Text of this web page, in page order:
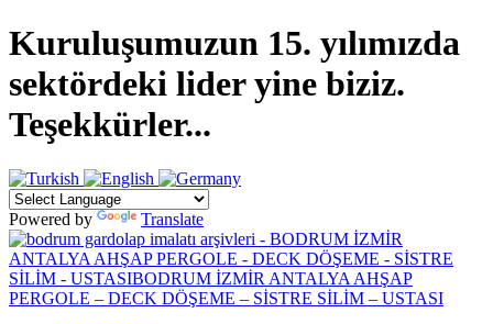
Kuruluşumuzun 15. yılımızda
sektördeki lider yine biziz.
Teşekkürler...
Powered by Translate